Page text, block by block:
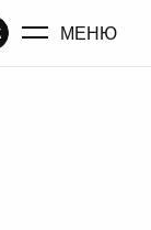
МЕНЮ